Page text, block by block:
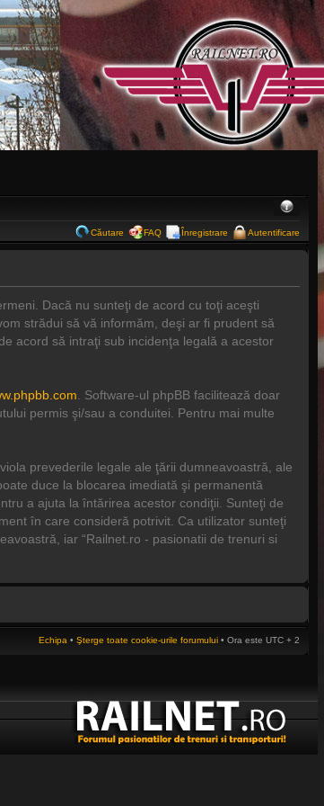
Căutare FAQ Înregistrare Autentificare
Dacă nu sunteţi de acord cu toţi aceşti
strădui să vă informăm, deşi ar fi prudent să
acord să intraţi sub incidenţa legală a acestor
. Software-ul phpBB facilitează doar
permis şi/sau a conduitei. Pentru mai multe
prevederile legale ale ţării dumneavoastră, ale
duce la blocarea imediată şi permanentă
a ajuta la întărirea acestor condiţii. Sunteţi de
în care consideră potrivit. Ca utilizator sunteţi
iar “Railnet.ro - pasionatii de trenuri si
Echipa •Şterge toate cookie-urile forumului • Ora este UTC + 2